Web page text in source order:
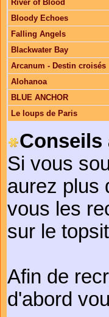
River of Blood
Bloody Echoes
Falling Angels
Blackwater Bay
Arcanum - Destin croisés
Alohanoa
BLUE ANCHOR
Le loups de Paris
Conseils
Si vous
aurez plus
vous les
sur le
Afin de
d'abord